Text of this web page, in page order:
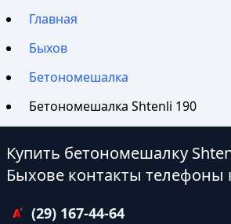
Главная
Быхов
Бетономешалка
Бетономешалка Shtenli 190
Купить бетономешалку
Быхове контакты телефоны
(29) 167-44-64